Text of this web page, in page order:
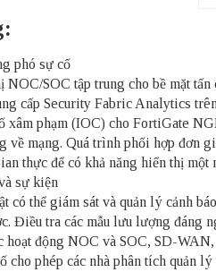
phó sự cố
NOC/SOC tập trung cho bề mặt tấn
cấp Security Fabric Analytics
xâm phạm (IOC) cho FortiGate
về mạng. Quá trình phối hợp đơn
thực để có khả năng hiển thị một
sự kiện
có thể giám sát và quản lý cảnh
Điều tra các mẫu lưu lượng đáng
hoạt động NOC và SOC, SD-
cho phép các nhà phân tích quản